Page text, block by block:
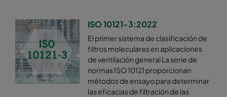
ISO 10121-3:2022
El primer sistema de clasificación de
filtros moleculares en aplicaciones
de ventilación general La serie de
normas ISO 10121 proporcionan
métodos de ensayo para determinar
las eficacias de filtración de las